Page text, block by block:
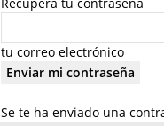
tu correo electrónico
Se te ha enviado una